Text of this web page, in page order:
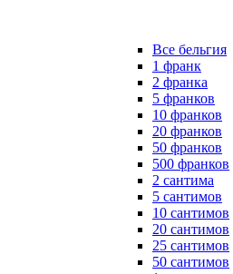
Все бельгия
1 франк
2 франка
5 франков
10 франков
20 франков
50 франков
500 франков
2 сантима
5 сантимов
10 сантимов
20 сантимов
25 сантимов
50 сантимов